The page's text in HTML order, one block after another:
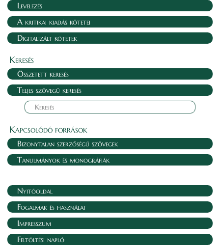
Levelezés
A kritikai kiadás kötetei
Digitalizált kötetek
Keresés
Összetett keresés
Teljes szövegű keresés
Kapcsolódó források
Bizonytalan szerzőségű szövegek
Tanulmányok és monográfiák
Nyitóoldal
Fogalmak és használat
Impresszum
Feltöltési napló